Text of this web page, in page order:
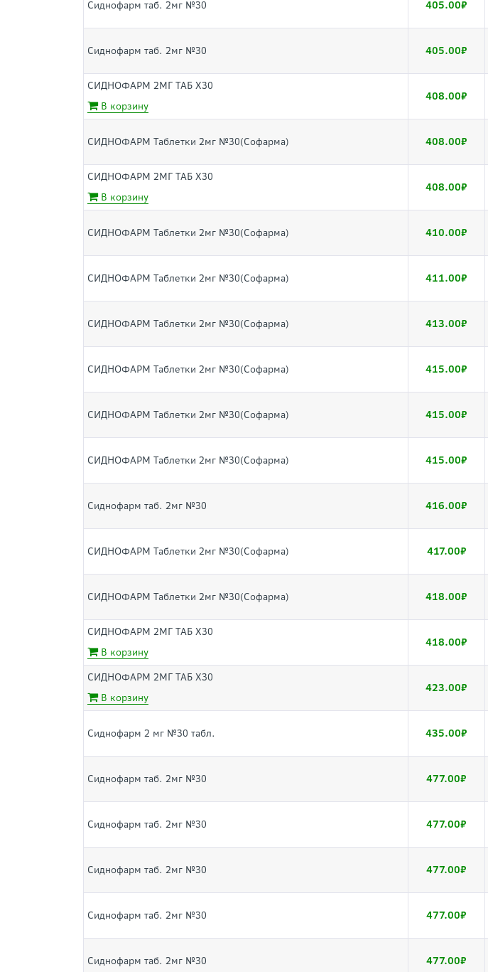
Сиднофарм таб. 2мг №30 405.00
Сиднофарм таб. 2мг №30 405.00
СИДНОФАРМ 2МГ ТАБ Х30
В корзину
408.00
СИДНОФАРМ Таблетки 2мг №30(Софарма) 408.00
СИДНОФАРМ 2МГ ТАБ Х30
В корзину
408.00
СИДНОФАРМ Таблетки 2мг №30(Софарма) 410.00
СИДНОФАРМ Таблетки 2мг №30(Софарма) 411.00
СИДНОФАРМ Таблетки 2мг №30(Софарма) 413.00
СИДНОФАРМ Таблетки 2мг №30(Софарма) 415.00
СИДНОФАРМ Таблетки 2мг №30(Софарма) 415.00
СИДНОФАРМ Таблетки 2мг №30(Софарма) 415.00
Сиднофарм таб. 2мг №30 416.00
СИДНОФАРМ Таблетки 2мг №30(Софарма) 417.00
СИДНОФАРМ Таблетки 2мг №30(Софарма) 418.00
СИДНОФАРМ 2МГ ТАБ Х30
В корзину
418.00
СИДНОФАРМ 2МГ ТАБ Х30
В корзину
423.00
Сиднофарм 2 мг №30 табл. 435.00
Сиднофарм таб. 2мг №30 477.00
Сиднофарм таб. 2мг №30 477.00
Сиднофарм таб. 2мг №30 477.00
Сиднофарм таб. 2мг №30 477.00
Сиднофарм таб. 2мг №30 477.00